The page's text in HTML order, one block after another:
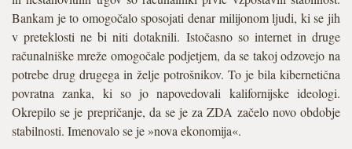
Bankam je to omogočalo sposojati denar milijonom ljudi, ki se jih
v preteklosti ne bi niti dotaknili. Istočasno so internet in druge
računalniške mreže omogočale podjetjem, da se takoj odzovejo na
potrebe drug drugega in želje potrošnikov. To je bila kibernetična
povratna zanka, ki so jo napovedovali kalifornijske ideologi.
Okrepilo se je prepričanje, da se je za ZDA začelo novo obdobje
stabilnosti. Imenovalo se je »nova ekonomija«.